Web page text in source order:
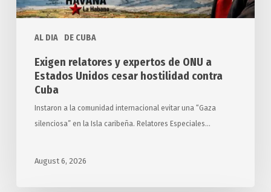
AL DIA DE CUBA
cesar
contra
Exigen relatores y expertos de ONU a
Estados Unidos cesar hostilidad contra
Cuba
Instaron a la comunidad internacional evitar una “Gaza
silenciosa” en la Isla caribeña. Relatores Especiales…
August 6, 2026